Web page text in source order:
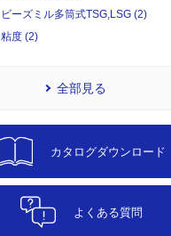
ビーズミル多筒式TSG,LSG (2)
粘度 (2)
全部見る
カタログダウンロード
よくある質問